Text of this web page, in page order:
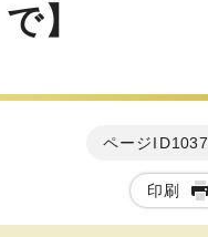
】
ページID
印刷